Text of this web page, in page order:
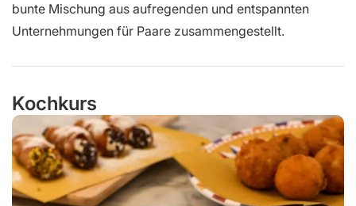
bunte Mischung aus aufregenden und entspannten
Unternehmungen für Paare zusammengestellt.
Kochkurs